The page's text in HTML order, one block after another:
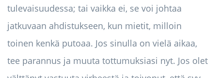
tulevaisuudessa; tai vaikka ei, se voi johtaa
jatkuvaan ahdistukseen, kun mietit, milloin
toinen kenkä putoaa. Jos sinulla on vielä aikaa,
tee parannus ja muuta tottumuksiasi nyt. Jos olet